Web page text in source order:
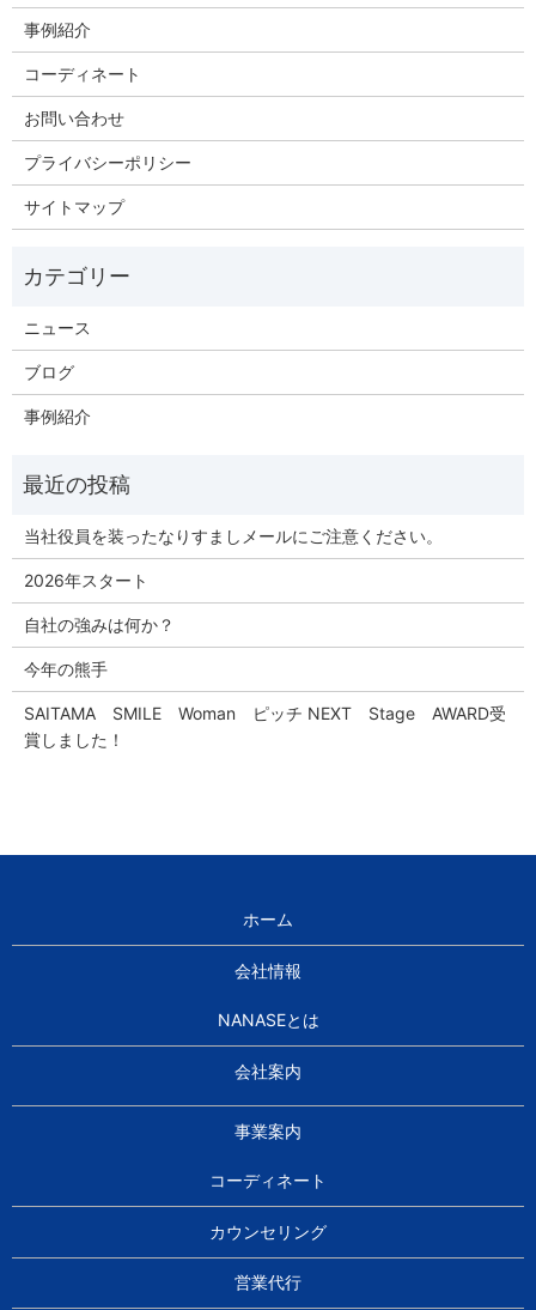
事例紹介
コーディネート
お問い合わせ
プライバシーポリシー
サイトマップ
ニュース
ブログ
事例紹介
当社役員を装ったなりすましメールにご注意ください。
2026年スタート
自社の強みは何か？
今年の熊手
SAITAMA SMILE Woman ピッチ NEXT Stage AWARD受
賞しました！
ホーム
会社情報
NANASEとは
会社案内
事業案内
コーディネート
カウンセリング
営業代行